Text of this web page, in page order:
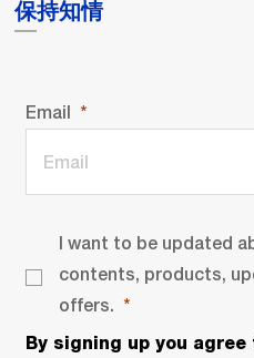
保持知情
Email
I want to be updated
contents, products,
offers.
By signing up you agree